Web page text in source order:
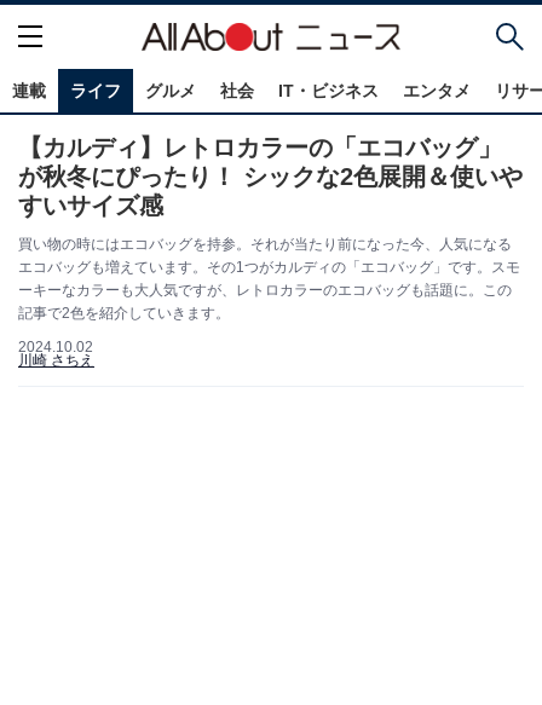
連載 ライフ グルメ 社会 IT・ビジネス エンタメ リサ
【カルディ】レトロカラーの「エコバッグ」
が秋冬にぴったり！ シックな2色展開＆使いや
すいサイズ感
買い物の時にはエコバッグを持参。それが当たり前になった今、人気になる
エコバッグも増えています。その1つがカルディの「エコバッグ」です。スモ
ーキーなカラーも大人気ですが、レトロカラーのエコバッグも話題に。この
記事で2色を紹介していきます。
2024.10.02
川崎 さちえ